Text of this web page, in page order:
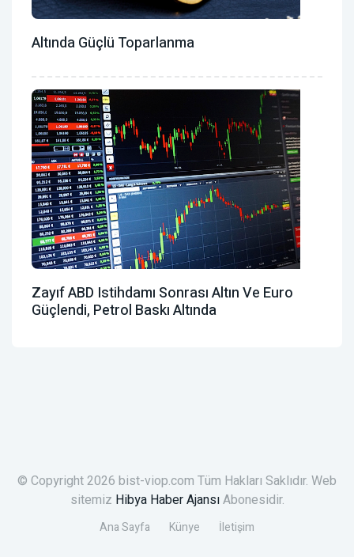
Altında Güçlü Toparlanma
Zayıf ABD Istihdamı Sonrası Altın Ve Euro
Güçlendi, Petrol Baskı Altında
© Copyright 2026 bist-viop.com Tüm Hakları Saklıdır. Web
sitemiz Hibya Haber AjansıAbonesidir.
Ana Sayfa Künye İletişim